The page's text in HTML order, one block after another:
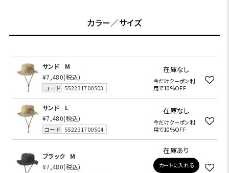
カラー／サイズ
サンド
M
¥7,480(税込)
コード 552231700503
在庫なし
今だけクーポン利
用で10%OFF
サンド
L
¥7,480(税込)
コード 552231700504
在庫なし
今だけクーポン利
用で10%OFF
ブラック
M
¥7,480(税込)
在庫あり
カートに入れる